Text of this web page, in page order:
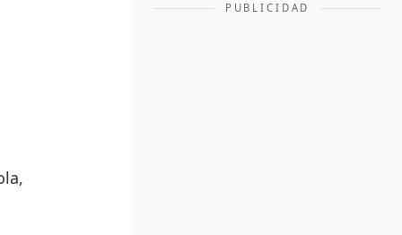
PUBLICIDAD